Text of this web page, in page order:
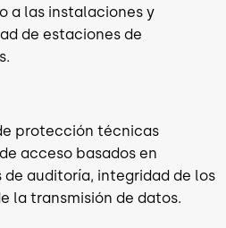
a las instalaciones y
de estaciones de
protección técnicas
acceso basados en
auditoría, integridad de los
la transmisión de datos.